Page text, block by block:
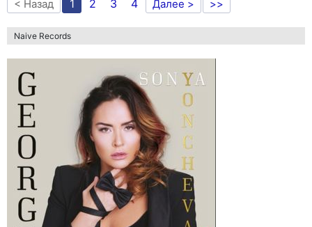
< Назад 1 2 3 4 Далее > >>
Naive Records